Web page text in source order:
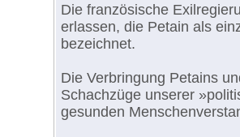
Die französische
erlassen, die Petain als
bezeichnet.
Die Verbringung Petains
Schachzüge unserer
gesunden